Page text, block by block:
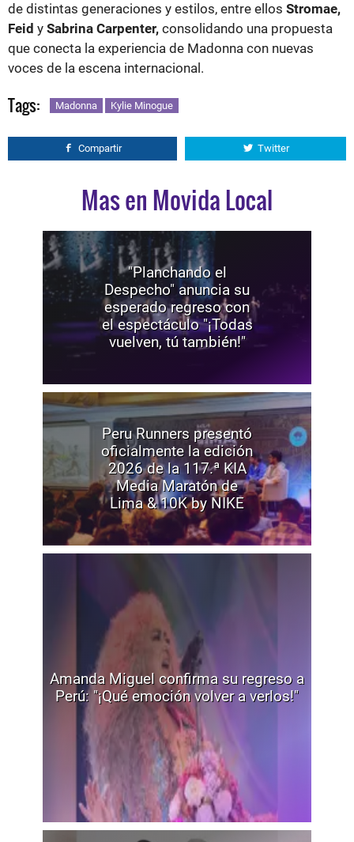
de distintas generaciones y estilos, entre ellos Stromae,
Feid y Sabrina Carpenter, consolidando una propuesta
que conecta la experiencia de Madonna con nuevas
voces de la escena internacional.
Tags: Madonna Kylie Minogue
Compartir Twitter
Mas en Movida Local
"Planchando el
Despecho" anuncia su
esperado regreso con
el espectáculo "¡Todas
vuelven, tú también!"
Peru Runners presentó
oficialmente la edición
2026 de la 117.ª KIA
Media Maratón de
Lima & 10K by NIKE
Amanda Miguel confirma su regreso a
Perú: "¡Qué emoción volver a verlos!"